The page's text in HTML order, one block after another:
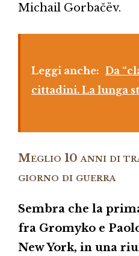
Michail Gorbačëv.
Leggi anche: Da
cittadini. La lunga
Meglio 10 anni di
giorno di guerra
Sembra che la
fra Gromyko e
New York, in una